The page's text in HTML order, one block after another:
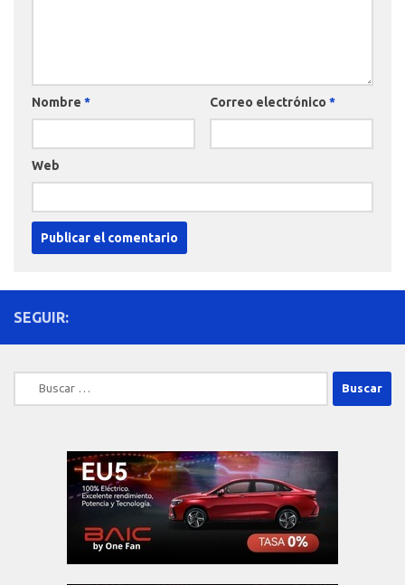
Nombre * Correo electrónico *
Web
SEGUIR:
Buscar: